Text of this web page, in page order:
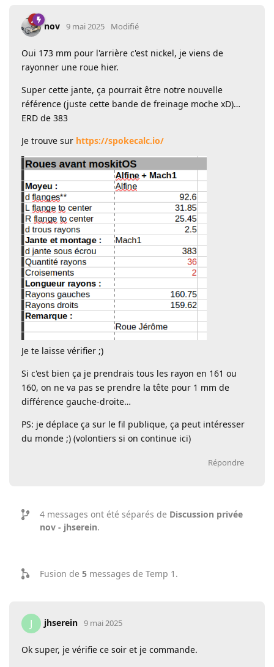
nov 9 mai 2025 Modifié
Oui 173 mm pour l'arrière c'est nickel, je viens de
rayonner une roue hier.
Super cette jante, ça pourrait être notre nouvelle
référence (juste cette bande de freinage moche xD)…
ERD de 383
Je trouve sur https://spokecalc.io/
Je te laisse vérifier ;)
Si c'est bien ça je prendrais tous les rayon en 161 ou
160, on ne va pas se prendre la tête pour 1 mm de
différence gauche-droite…
PS: je déplace ça sur le fil publique, ça peut intéresser
du monde ;) (volontiers si on continue ici)
Répondre
4 messages ont été séparés de Discussion privée
nov - jhserein.
Fusion de 5 messages de Temp 1 .
J jhserein 9 mai 2025
Ok super, je vérifie ce soir et je commande.